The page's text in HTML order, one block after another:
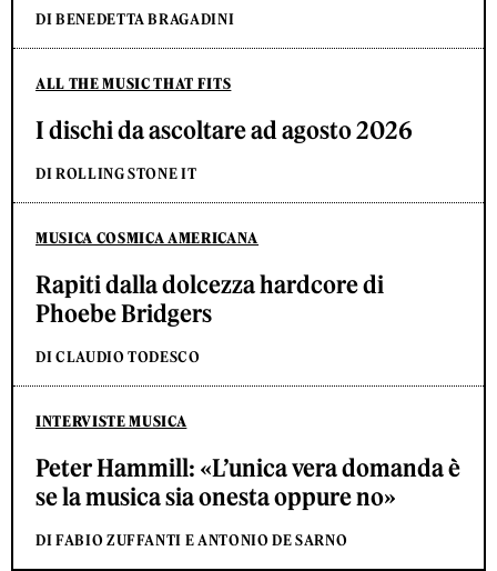
DI BENEDETTA BRAGADINI
ALL THE MUSIC THAT FITS
I dischi da ascoltare ad agosto 2026
DI ROLLING STONE IT
MUSICA COSMICA AMERICANA
Rapiti dalla dolcezza hardcore di
Phoebe Bridgers
DI CLAUDIO TODESCO
INTERVISTE MUSICA
Peter Hammill: «L’unica vera domanda è
se la musica sia onesta oppure no»
DI FABIO ZUFFANTI E ANTONIO DE SARNO